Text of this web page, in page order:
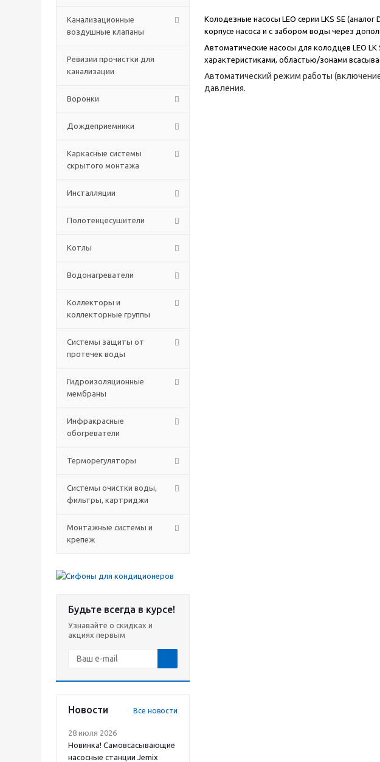
Канализационные
воздушные клапаны
Ревизии прочистки для
канализации
Воронки
Дождеприемники
Каркасные системы
скрытого монтажа
Инсталляции
Полотенцесушители
Котлы
Водонагреватели
Коллекторы и
коллекторные группы
Системы защиты от
протечек воды
Гидроизоляционные
мембраны
Инфракрасные
обогреватели
Терморегуляторы
Системы очистки воды,
фильтры, картриджи
Монтажные системы и
крепеж
Будьте всегда в курсе!
Узнавайте о скидках и
акциях первым
Новости Все новости
28 июля 2026
Новинка! Самовсасывающие
насосные станции Jemix
Колодезные насосы LEO серии LKS SE
корпусе насоса и с забором воды через
Автоматические насосы для колодцев LEO
характеристиками, областью/зонами
Автоматический режим работы
давления.